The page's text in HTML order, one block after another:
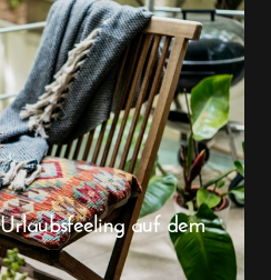
auf dem